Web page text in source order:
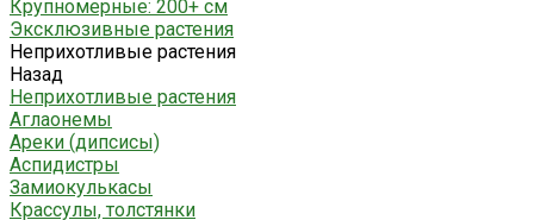
Крупномерные: 200+ см
Эксклюзивные растения
Неприхотливые растения
Назад
Неприхотливые растения
Аглаонемы
Ареки (дипсисы)
Аспидистры
Замиокулькасы
Крассулы, толстянки